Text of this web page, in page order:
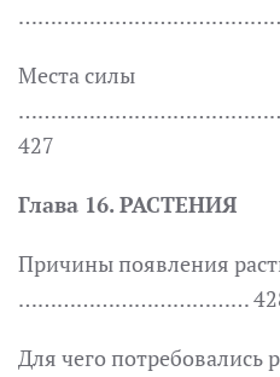
Места силы
427
Глава 16. РАСТЕНИЯ
Причины появления
………………………………
Для чего потребовались